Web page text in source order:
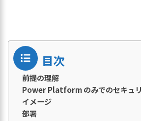
目次
前提の理解
Power Platform のみでのセキュ
イメージ
部署